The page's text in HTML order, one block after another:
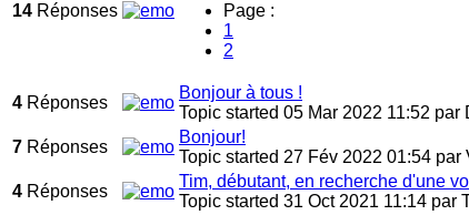
14 Réponses
Page :
1
2
4 Réponses
Bonjour à tous !
Topic started 05 Mar 2022 11:52 par
7 Réponses
Bonjour!
Topic started 27 Fév 2022 01:54 par
4 Réponses
Tim, débutant, en recherche d'une
Topic started 31 Oct 2021 11:14 par